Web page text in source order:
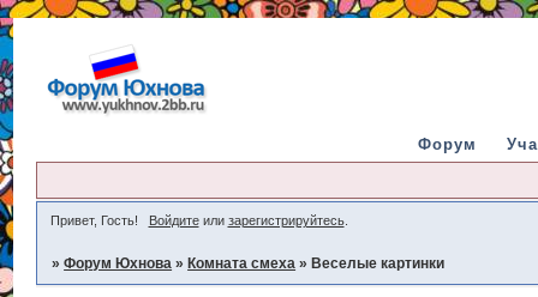
Форум
Привет, Гость! Войдитеили зарегистрируйтесь.
»Форум Юхнова » Комната смеха » Веселые картинки